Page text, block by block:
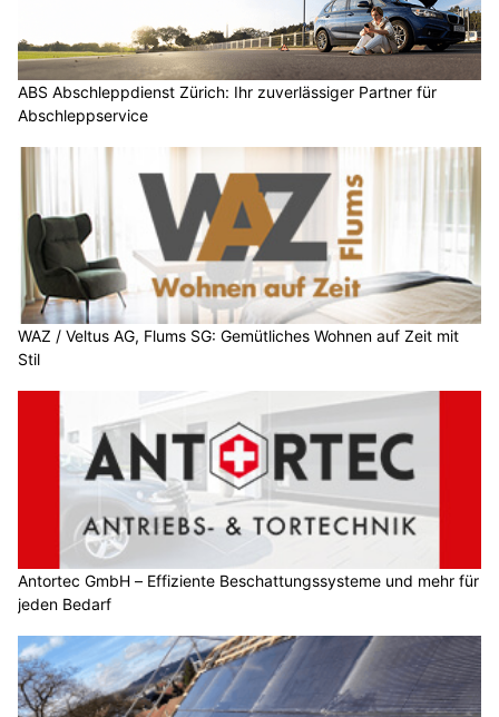
ABS Abschleppdienst Zürich: Ihr zuverlässiger Partner für
Abschleppservice
WAZ / Veltus AG, Flums SG: Gemütliches Wohnen auf Zeit mit
Stil
Antortec GmbH – Effiziente Beschattungssysteme und mehr für
jeden Bedarf